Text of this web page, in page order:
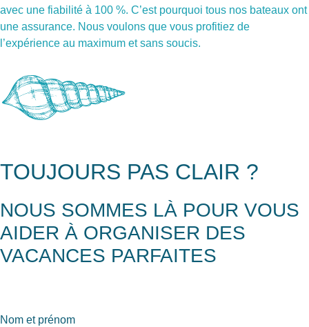
avec une fiabilité à 100 %. C’est pourquoi tous nos bateaux ont
une assurance. Nous voulons que vous profitiez de
l’expérience au maximum et sans soucis.
TOUJOURS PAS CLAIR ?
NOUS SOMMES LÀ POUR VOUS
AIDER À ORGANISER DES
VACANCES PARFAITES
Nom et prénom